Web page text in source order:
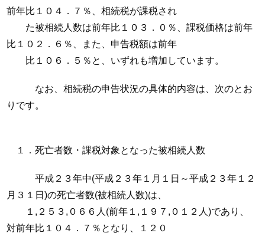
前年比１０４．７％、相続税が課税され
た被相続人数は前年比１０３．０％、課税価格は前年
比１０２．６％、また、申告税額は前年
比１０６．５％と、いずれも増加しています。
なお、相続税の申告状況の具体的内容は、次のとお
りです。
１．死亡者数・課税対象となった被相続人数
平成２３年中(平成２３年１月１日～平成２３年１２
月３１日)の死亡者数(被相続人数)は、
１,２５３,０６６人(前年１,１９７,０１２人)であり、
対前年比１０４．７％となり、１２０